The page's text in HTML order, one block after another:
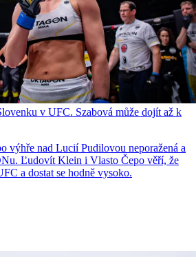
v UFC. Szabová může dojít až k
výhře nad Lucií Pudilovou neporažená a
Ľudovít Klein i Vlasto Čepo věří, že
a dostat se hodně vysoko.